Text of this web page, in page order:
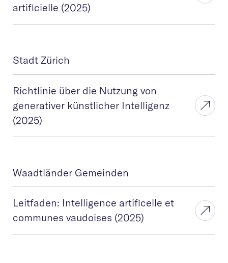
artificielle (2025)
Stadt Zürich
Richtlinie über die Nutzung von
generativer künstlicher Intelligenz
(2025)
Waadtländer Gemeinden
Leitfaden: Intelligence artificelle et
communes vaudoises (2025)